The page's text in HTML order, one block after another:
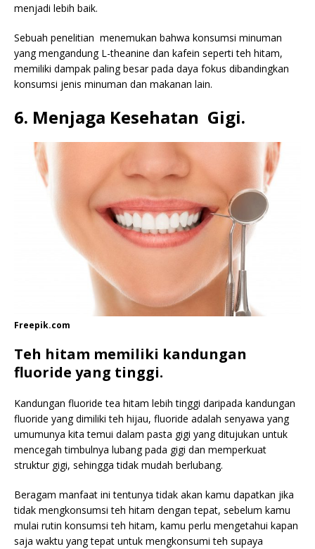
menjadi lebih baik.
Sebuah penelitian menemukan bahwa konsumsi minuman
yang mengandung L-theanine dan kafein seperti teh hitam,
memiliki dampak paling besar pada daya fokus dibandingkan
konsumsi jenis minuman dan makanan lain.
6. Menjaga Kesehatan Gigi.
Freepik.com
Teh hitam memiliki kandungan
fluoride yang tinggi.
Kandungan fluoride tea hitam lebih tinggi daripada kandungan
fluoride yang dimiliki teh hijau, fluoride adalah senyawa yang
umumunya kita temui dalam pasta gigi yang ditujukan untuk
mencegah timbulnya lubang pada gigi dan memperkuat
struktur gigi, sehingga tidak mudah berlubang.
Beragam manfaat ini tentunya tidak akan kamu dapatkan jika
tidak mengkonsumsi teh hitam dengan tepat, sebelum kamu
mulai rutin konsumsi teh hitam, kamu perlu mengetahui kapan
saja waktu yang tepat untuk mengkonsumi teh supaya